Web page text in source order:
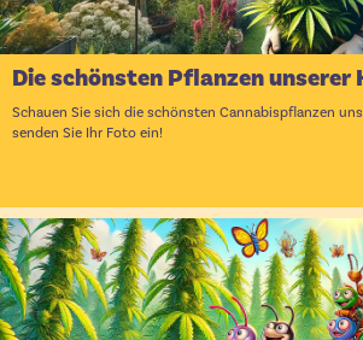
Die schönsten Pflanzen unserer
Schauen Sie sich die schönsten Cannabispflanzen
senden Sie Ihr Foto ein!